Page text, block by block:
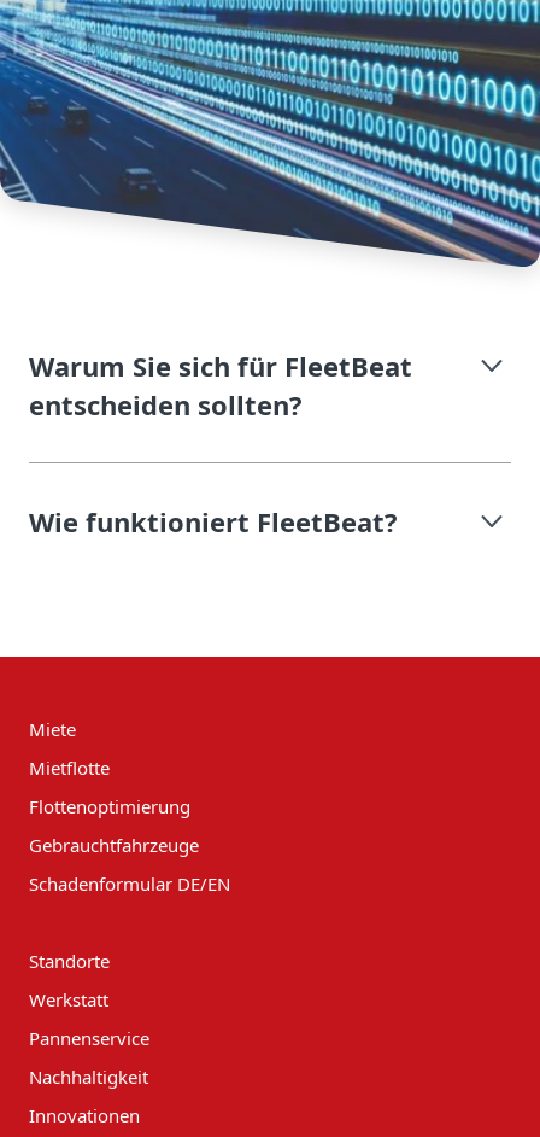
Warum Sie sich für FleetBeat
entscheiden sollten?
Wie funktioniert FleetBeat?
Miete
Mietflotte
Flottenoptimierung
Gebrauchtfahrzeuge
Schadenformular DE/EN
Standorte
Werkstatt
Pannenservice
Nachhaltigkeit
Innovationen